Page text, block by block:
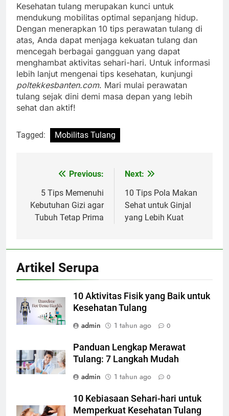
Kesehatan tulang merupakan kunci untuk
mendukung mobilitas optimal sepanjang hidup.
Dengan menerapkan 10 tips perawatan tulang di
atas, Anda dapat menjaga kekuatan tulang dan
mencegah berbagai gangguan yang dapat
menghambat aktivitas sehari-hari. Untuk informasi
lebih lanjut mengenai tips kesehatan, kunjungi
poltekkesbanten.com. Mari mulai perawatan
tulang sejak dini demi masa depan yang lebih
sehat dan aktif!
Tagged: Mobilitas Tulang
Navigasi
pos
Previous:
5 Tips Memenuhi
Kebutuhan Gizi agar
Tubuh Tetap Prima
Next:
10 Tips Pola Makan
Sehat untuk Ginjal
yang Lebih Kuat
Artikel Serupa
10 Aktivitas Fisik yang Baik untuk
Kesehatan Tulang
admin
1 tahun ago 0
Panduan Lengkap Merawat
Tulang: 7 Langkah Mudah
admin
1 tahun ago 0
10 Kebiasaan Sehari-hari untuk
Memperkuat Kesehatan Tulang